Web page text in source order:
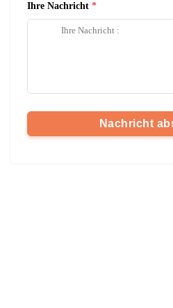
Ihre Nachricht
Nachricht